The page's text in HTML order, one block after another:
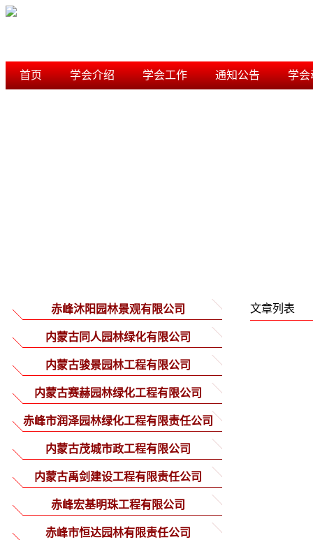
首页 学会介绍 学会工作 通知公告 学会
赤峰沐阳园林景观有限公司
内蒙古同人园林绿化有限公司
内蒙古骏景园林工程有限公司
内蒙古赛赫园林绿化工程有限公司
赤峰市润泽园林绿化工程有限责任公司
内蒙古茂城市政工程有限公司
内蒙古禹剑建设工程有限责任公司
赤峰宏基明珠工程有限公司
赤峰市恒达园林有限责任公司
文章列表